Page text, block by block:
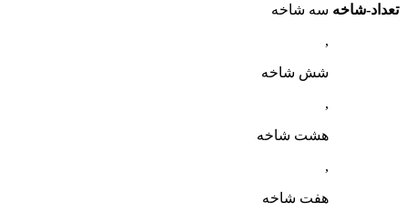
تعداد-شاخه سه شاخه
,
شش شاخه
,
هشت شاخه
,
هفت شاخه